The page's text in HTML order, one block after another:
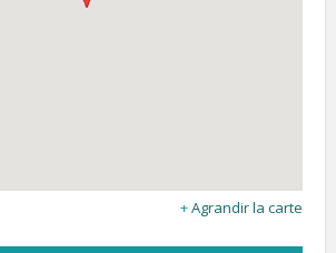
Agrandir la carte